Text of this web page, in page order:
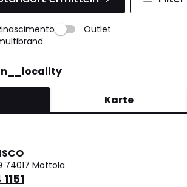
Outlet
Karte
74017 Mottola